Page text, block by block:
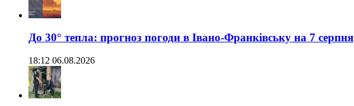
До 30° тепла: прогноз погоди в Івано-Франківську на 7 серпня
18:12 06.08.2026